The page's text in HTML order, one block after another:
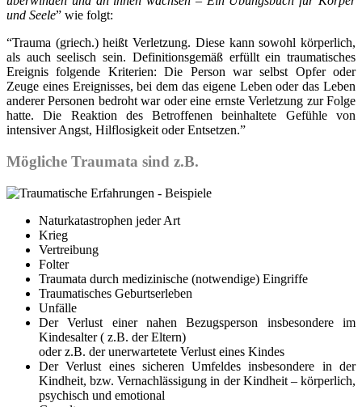
und Seele” wie folgt:
“Trauma (griech.) heißt Verletzung. Diese kann sowohl körperlich,
als auch seelisch sein. Definitionsgemäß erfüllt ein traumatisches
Ereignis folgende Kriterien: Die Person war selbst Opfer oder
Zeuge eines Ereignisses, bei dem das eigene Leben oder das Leben
anderer Personen bedroht war oder eine ernste Verletzung zur Folge
hatte. Die Reaktion des Betroffenen beinhaltete Gefühle von
intensiver Angst, Hilflosigkeit oder Entsetzen.”
Mögliche Traumata sind z.B.
Naturkatastrophen jeder Art
Krieg
Vertreibung
Folter
Traumata durch medizinische (notwendige) Eingriffe
Traumatisches Geburtserleben
Unfälle
Der Verlust einer nahen Bezugsperson insbesondere im
Kindesalter ( z.B. der Eltern)
oder z.B. der unerwartetete Verlust eines Kindes
Der Verlust eines sicheren Umfeldes insbesondere in der
Kindheit, bzw. Vernachlässigung in der Kindheit – körperlich,
psychisch und emotional